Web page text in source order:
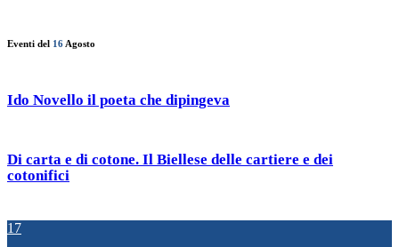
Eventi del 16 Agosto
Ido Novello il poeta che dipingeva
Di carta e di cotone. Il Biellese delle cartiere e dei
cotonifici
17